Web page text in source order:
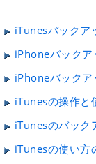
iTunesバックア
iPhoneバックア
iPhoneバックア
iTunesの操作と
iTunesのバック
iTunesの使い方